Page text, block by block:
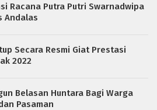
Racana Putra Putri Swarnadwipa
Andalas
Secara Resmi Giat Prestasi
2022
Belasan Huntara Bagi Warga
Pasaman